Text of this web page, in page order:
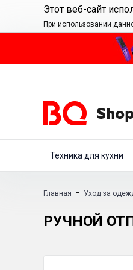
Этот веб-сайт
При использовании
Техника для кухни
Главная - Уход за
РУЧНОЙ